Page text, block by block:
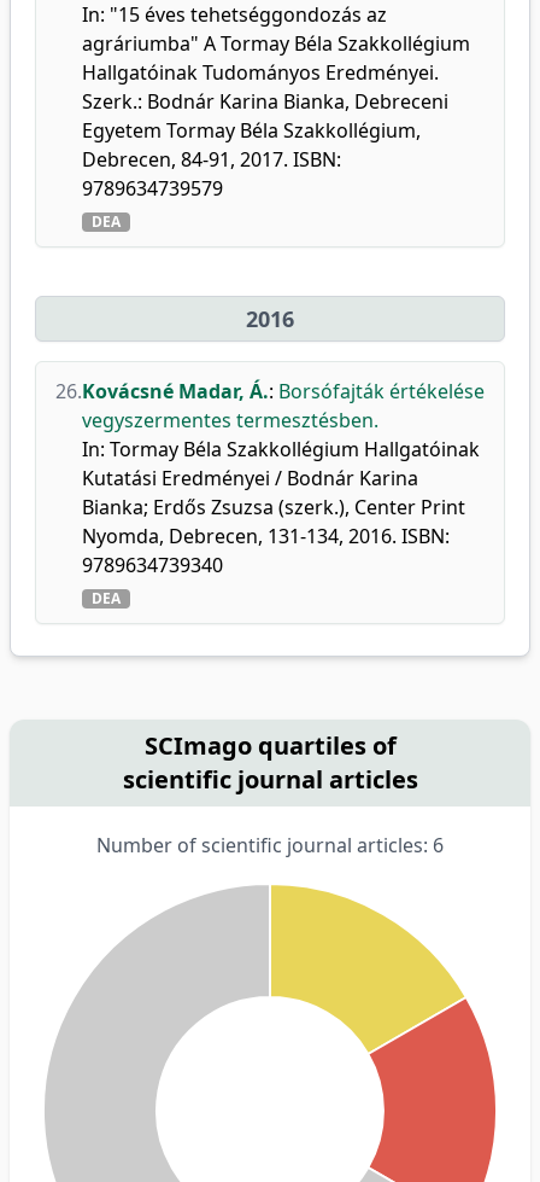
In: "15 éves tehetséggondozás az
agráriumba" A Tormay Béla Szakkollégium
Hallgatóinak Tudományos Eredményei.
Szerk.: Bodnár Karina Bianka, Debreceni
Egyetem Tormay Béla Szakkollégium,
Debrecen, 84-91, 2017. ISBN:
9789634739579
DEA
2016
26.Kovácsné Madar, Á.: Borsófajták értékelése
vegyszermentes termesztésben.
In: Tormay Béla Szakkollégium Hallgatóinak
Kutatási Eredményei / Bodnár Karina
Bianka; Erdős Zsuzsa (szerk.), Center Print
Nyomda, Debrecen, 131-134, 2016. ISBN:
9789634739340
DEA
SCImago quartiles of
scientific journal articles
Number of scientific journal articles: 6